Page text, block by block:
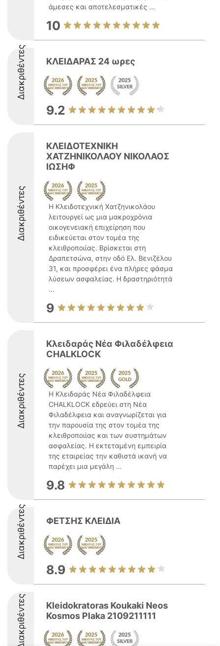
άμεσες και αποτελεσματικές ...
10
Διακριθέντες ΚΛΕΙΔΑΡΑΣ 24 ωρες
9.2
Διακριθέντες
ΚΛΕΙΔΟΤΕΧΝΙΚΗ
ΧΑΤΖΗΝΙΚΟΛΑΟΥ ΝΙΚΟΛΑΟΣ
ΙΩΣΗΦ
Η Κλειδοτεχνική Χατζηνικολάου
λειτουργεί ως μια μακροχρόνια
οικογενειακή επιχείρηση που
ειδικεύεται στον τομέα της
κλειθροποιίας. Βρίσκεται στη
Δραπετσώνα, στην οδό Ελ. Βενιζέλου
31, και προσφέρει ένα πλήρες φάσμα
λύσεων ασφαλείας. Η δραστηριότητά
...
9
Διακριθέντες
Κλειδαράς Νέα Φιλαδέλφεια
CHALKLOCK
Η Κλειδαράς Νέα Φιλαδέλφεια
CHALKLOCK εδρεύει στη Νέα
Φιλαδέλφεια και αναγνωρίζεται για
την παρουσία της στον τομέα της
κλειθροποιίας και των συστημάτων
ασφαλείας. Η εκτεταμένη εμπειρία
της εταιρείας την καθιστά ικανή να
παρέχει μια μεγάλη ...
9.8
Διακριθέντες ΦΕΤΣΗΣ ΚΛΕΙΔΙΑ
8.9
Διακριθέντες
Kleidokratoras Koukaki Neos
Kosmos Plaka 2109211111